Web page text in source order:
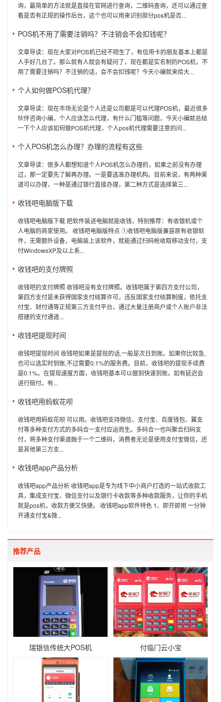
询，最简单的方法就是直接在官网进行查询，二维码查询，还可以通过查
看是否有正规的操作后台，这个也可以用来识别部分pos机是否...
POS机不用了需要注销吗？不注销会不会扣钱呢？
文章导读：现在大家对POS机已经不陌生了，有信用卡的朋友基本上都是
人手好几台了。那么就有人就会有疑问了，现在都是实名制的POS机，不
用了需要注销吗？不注销的话，会不会扣钱呢？今天小编就来给大...
个人如何做POS机代理？
文章导读：现在市场无论是个人还是公司都是可以代理POS机，最近很多
伙伴咨询小编，个人应该怎么代理，有什么门槛等问题，今天小编就总结
一下个人应该如何做POS机代理，个人pos机代理需要注意的问...
个人POS机怎么办理？办理的流程有这些
文章导读：很多人都想知道个人POS机怎么办理的，如果之前没有办理
过，那一定要先了解再办理。一是要选准办理机构。目前来说，有两种渠
道可以办理，一种是通过银行直接办理，第二种方式是选择第三...
收钱吧电脑版下载
收钱吧电脑版下载 把软件装进电脑就能收钱，特别推荐：有收银机或个
人电脑的商家使用。 收钱吧电脑版特点 ①收钱吧电脑版兼容原有收银软
件，无需额外设备，电脑装上该软件，就能通过扫码枪收取移动支付，支
付WindowsXP及以上系...
收钱吧的支付牌照
收钱吧的支付牌照 收钱吧没有支付牌照。收钱吧属于第四方支付公司，
第四方支付是未获得国家支付结算许可，违反国家支付结算制度，依托支
付宝、财付通等正规第三方支付平台，通过大量注册商户或个人账户非法
搭建的支付通道...
收钱吧提现时间
收钱吧提现时间 收钱吧如果是提现的话,一般是次日到账。如果你比较急,
也可以选实时到账,不过需要0.1%的服务费。目前，收钱吧的提现手续费
是0.1%。在提现速度方面，收钱吧基本可以做到快速到账。如有延迟会
进行赔付。有...
收钱吧用蚂蚁花呗
收钱吧用蚂蚁花呗 可以用。收钱吧支持微信、支付宝、百度钱包、翼支
付等多种支付方式的多码合一支付应运而生。多码合一也叫聚合扫码支
付，将多种支付渠道融于一个二维码，消费者无论是使用支付宝微信，还
是其他第三方支...
收钱吧app产品分析
收钱吧app产品分析 收钱吧app是专为线下中小商户打造的一站式收款工
具，集成支付宝、微信支付以及银行卡收款等多种收款服务，让你的手机
就是pos机，收款方便又快捷。 收钱吧app软件特色 1、即开即用 一分钟
开通支付宝&微...
推荐产品
瑞银信传统大POS机 付临门云小宝